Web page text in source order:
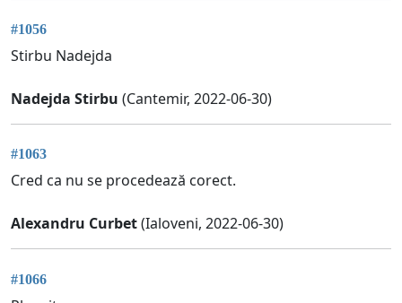
#1056
Stirbu Nadejda
Nadejda Stirbu (Cantemir, 2022-06-30)
#1063
Cred ca nu se procedează corect.
Alexandru Curbet(Ialoveni, 2022-06-30)
#1066